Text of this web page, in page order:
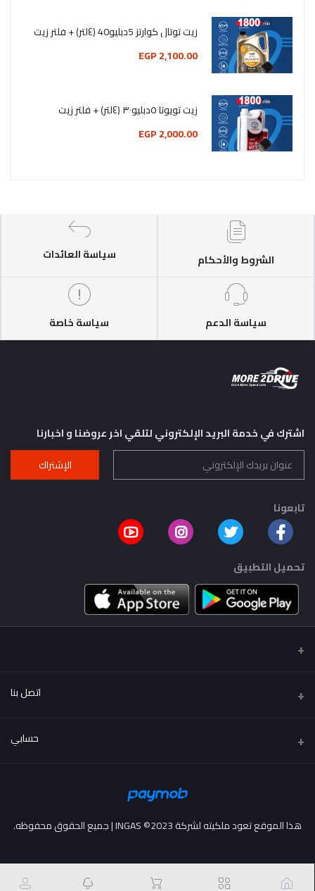
زيت توتال كوارتز 5دبليو40 (٤لتر) + فلتر زيت
2,100.00 EGP
زيت تويوتا ٥دبليو٣٠ (٤لتر) + فلتر زيت
2,000.00 EGP
الشروط والأحكام سياسة العائدات
سياسة الدعم سياسة خاصة
اشترك في خدمة البريد الإلكتروني لتلقي اخر عروضنا و اخبارنا
الإشتراك
تابعونا
تحميل التطبيق
اتصل بنا
عنوان
..
البريد الإلكتروني
حسابي
قائمة امنياتي
هذا الموقع تعود ملكيته لشركة INGAS ©2023 | جميع الحقوق محفوظه.